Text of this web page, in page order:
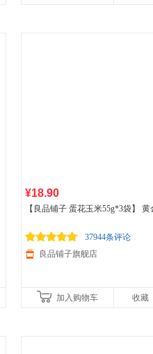
¥18.90
【良品铺子 蛋花玉米55g*3袋】 黄
37944条评论
良品铺子旗舰店
加入购物车 收藏